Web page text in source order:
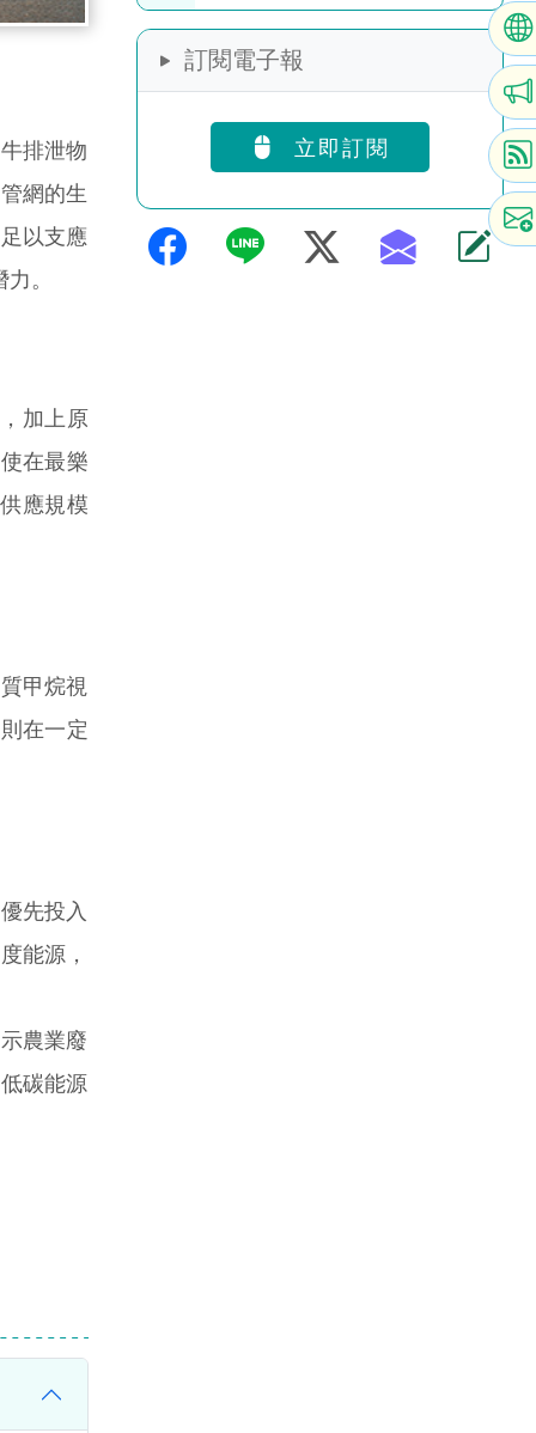
排泄物
網的生
以支應
。
加上原
在最樂
應規模
甲烷視
在一定
先投入
能源，
農業廢
碳能源
園推醜芭樂茶包
訂閱電子報
立即訂閱